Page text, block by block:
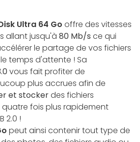
Ultra 64 Go offre des vitesses
allant jusqu'à 80 Mb/s ce qui
le partage de vos fichiers
temps d'attente ! Sa
vous fait profiter de
plus accrues afin de
et stockerdes fichiers
fois plus rapidement
2.0 !
peut ainsi contenir tout type de